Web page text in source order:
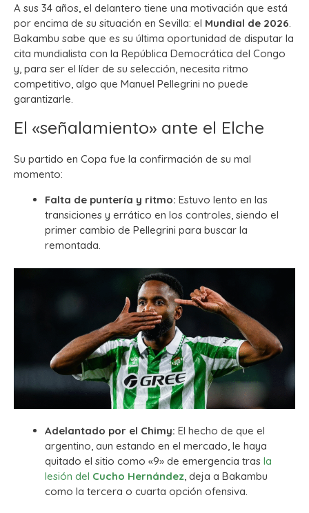
A sus 34 años, el delantero tiene una motivación que está
por encima de su situación en Sevilla: el Mundial de 2026
Bakambu sabe que es su última oportunidad de disputar la
cita mundialista con la República Democrática del Congo
y, para ser el líder de su selección, necesita ritmo
competitivo, algo que Manuel Pellegrini no puede
garantizarle.
El «señalamiento» ante el Elche
Su partido en Copa fue la confirmación de su mal
momento:
Falta de puntería y ritmo: Estuvo lento en las
transiciones y errático en los controles, siendo el
primer cambio de Pellegrini para buscar la
remontada.
Adelantado por el Chimy: El hecho de que el
argentino, aun estando en el mercado, le haya
quitado el sitio como «9» de emergencia tras la
lesión del Cucho Hernández, deja a Bakambu
como la tercera o cuarta opción ofensiva.